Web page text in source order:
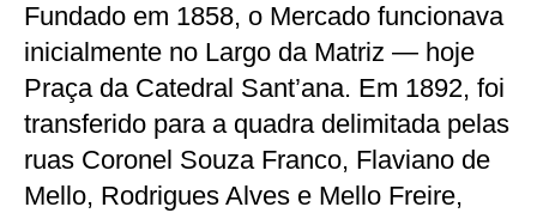
Fundado em 1858, o Mercado funcionava
inicialmente no Largo da Matriz — hoje
Praça da Catedral Sant’ana. Em 1892, foi
transferido para a quadra delimitada pelas
ruas Coronel Souza Franco, Flaviano de
Mello, Rodrigues Alves e Mello Freire,